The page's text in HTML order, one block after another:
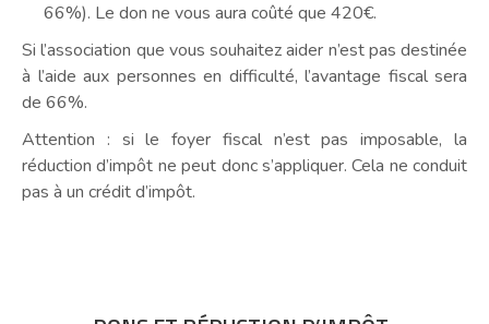
66%). Le don ne vous aura coûté que 420€.
Si l’association que vous souhaitez aider n’est pas destinée
à l’aide aux personnes en difficulté, l’avantage fiscal sera
de 66%.
Attention : si le foyer fiscal n’est pas imposable, la
réduction d’impôt ne peut donc s’appliquer. Cela ne conduit
pas à un crédit d’impôt.